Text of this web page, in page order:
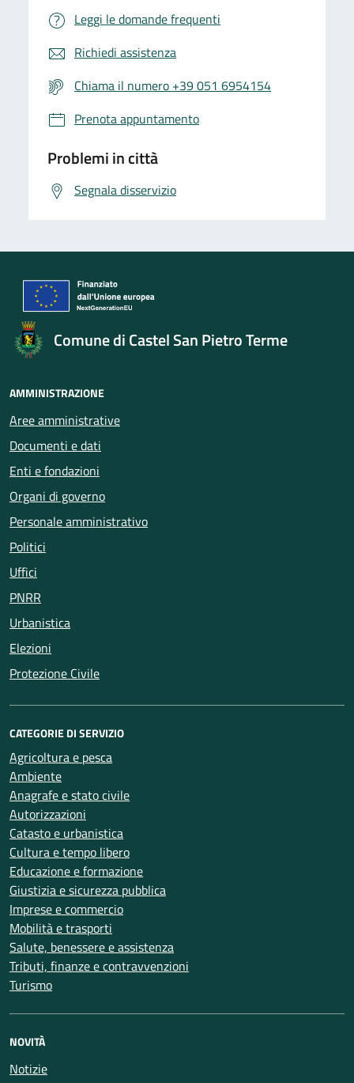
Leggi le domande frequenti
Richiedi assistenza
Chiama il numero +39 051 6954154
Prenota appuntamento
Problemi in città
Segnala disservizio
Comune di Castel San Pietro Terme
AMMINISTRAZIONE
Aree amministrative
Documenti e dati
Enti e fondazioni
Organi di governo
Personale amministrativo
Politici
Uffici
PNRR
Urbanistica
Elezioni
Protezione Civile
CATEGORIE DI SERVIZIO
Agricoltura e pesca
Ambiente
Anagrafe e stato civile
Autorizzazioni
Catasto e urbanistica
Cultura e tempo libero
Educazione e formazione
Giustizia e sicurezza pubblica
Imprese e commercio
Mobilità e trasporti
Salute, benessere e assistenza
Tributi, finanze e contravvenzioni
Turismo
NOVITÀ
Notizie